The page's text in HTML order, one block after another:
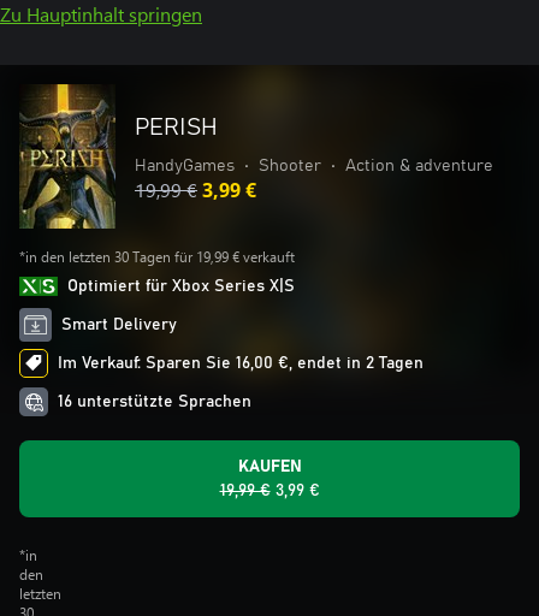
Zu Hauptinhalt springen
PERISH
HandyGames • Shooter • Action & adventure
19,99 €3,99 €
*in den letzten 30 Tagen für 19,99 € verkauft
Optimiert für Xbox Series X|S
Smart Delivery
Im Verkauf: Sparen Sie 16,00 €, endet in 2 Tagen
16 unterstützte Sprachen
KAUFEN
19,99 € 3,99 €
*in
den
letzten